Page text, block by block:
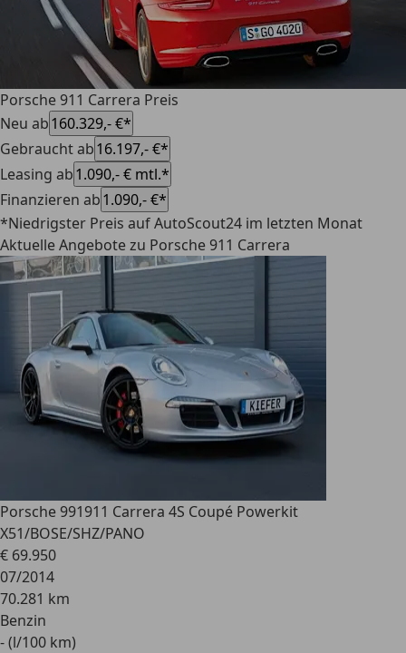
Porsche 911 Carrera Preis
Neu ab160.329,- €*
Gebraucht ab16.197,- €*
Leasing ab1.090,- € mtl.*
Finanzieren ab1.090,- €*
*Niedrigster Preis auf AutoScout24 im letzten Monat
Aktuelle Angebote zu Porsche 911 Carrera
Porsche 991911 Carrera 4S Coupé Powerkit
X51/BOSE/SHZ/PANO
€ 69.950
07/2014
70.281 km
Benzin
- (l/100 km)